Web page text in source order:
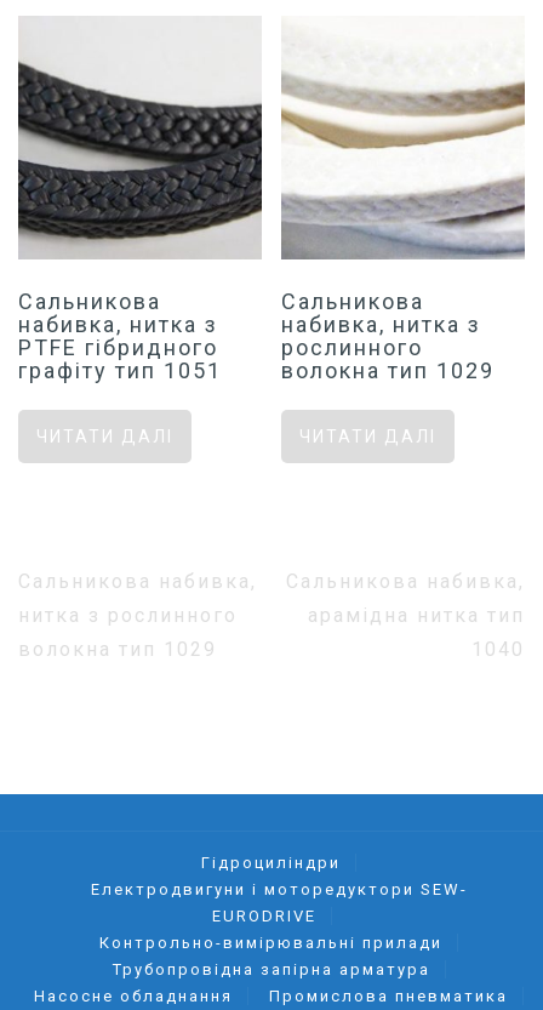
Сальникова
набивка, нитка з
PTFE гібридного
графіту тип 1051
ЧИТАТИ ДАЛІ
Сальникова
набивка, нитка з
рослинного
волокна тип 1029
ЧИТАТИ ДАЛІ
Навігація
Сальникова набивка,
нитка з рослинного
волокна тип 1029
Сальникова набивка,
арамідна нитка тип
1040
Гідроциліндри
Електродвигуни і моторедуктори SEW-
EURODRIVE
Контрольно-вимірювальні прилади
Трубопровідна запірна арматура
Насосне обладнання
Промислова пневматика